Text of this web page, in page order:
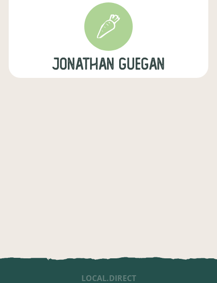
jonathan guegan
LOCAL.DIRECT